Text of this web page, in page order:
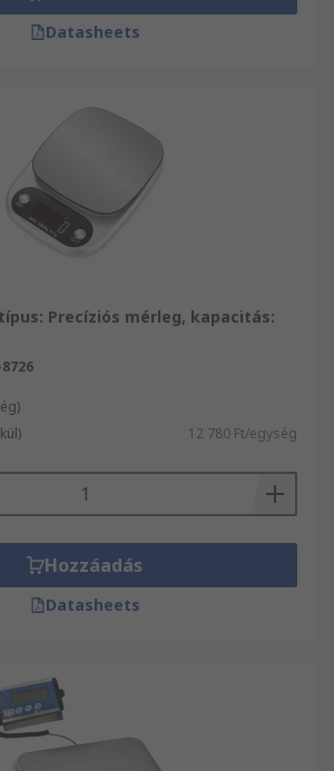
Datasheets
típus: Precíziós mérleg, kapacitás:
12 780 Ft/egység
Hozzáadás
Datasheets